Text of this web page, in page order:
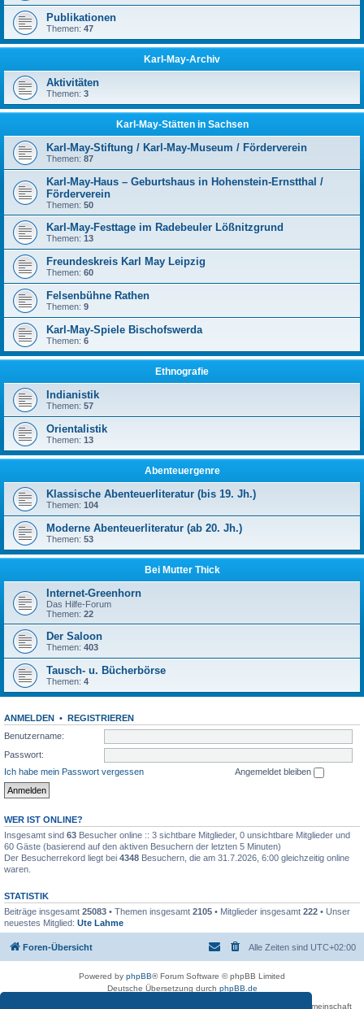
Publikationen
Themen: 47
Karl-May-Archiv
Aktivitäten
Themen: 3
Karl-May-Stätten in Sachsen
Karl-May-Stiftung / Karl-May-Museum / Förderverein
Themen: 87
Karl-May-Haus – Geburtshaus in Hohenstein-Ernstthal /
Förderverein
Themen: 50
Karl-May-Festtage im Radebeuler Lößnitzgrund
Themen: 13
Freundeskreis Karl May Leipzig
Themen: 60
Felsenbühne Rathen
Themen: 9
Karl-May-Spiele Bischofswerda
Themen: 6
Ethnografie
Indianistik
Themen: 57
Orientalistik
Themen: 13
Abenteuergenre
Klassische Abenteuerliteratur (bis 19. Jh.)
Themen: 104
Moderne Abenteuerliteratur (ab 20. Jh.)
Themen: 53
Bei Mutter Thick
Internet-Greenhorn
Das Hilfe-Forum
Themen: 22
Der Saloon
Themen: 403
Tausch- u. Bücherbörse
Themen: 4
ANMELDEN • REGISTRIEREN
Benutzername:
Passwort:
Ich habe mein Passwort vergessen
Angemeldet bleiben
WER IST ONLINE?
Insgesamt sind 63 Besucher online :: 3 sichtbare Mitglieder, 0 unsichtbare Mitglieder und
60 Gäste (basierend auf den aktiven Besuchern der letzten 5 Minuten)
Der Besucherrekord liegt bei 4348 Besuchern, die am 31.7.2026, 6:00 gleichzeitig online
waren.
STATISTIK
Beiträge insgesamt 25083 • Themen insgesamt 2105 • Mitglieder insgesamt 222 • Unser
neuestes Mitglied: Ute Lahme
Foren-Übersicht Alle Zeiten sind UTC+02:00
Powered by phpBB® Forum Software © phpBB Limited
Deutsche Übersetzung durch phpBB.de
Betreiber des Forums für die Karl-May-Vereinigung – Arbeits- und Forschungsgemeinschaft